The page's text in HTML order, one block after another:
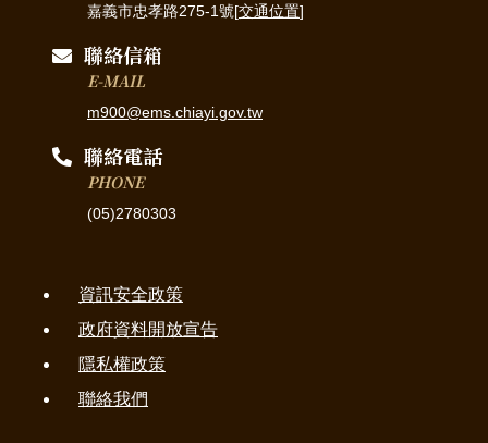
嘉義市忠孝路275-1號[交通位置]
聯絡信箱
E-MAIL
m900@ems.chiayi.gov.tw
聯絡電話
PHONE
(05)2780303
資訊安全政策
政府資料開放宣告
隱私權政策
聯絡我們